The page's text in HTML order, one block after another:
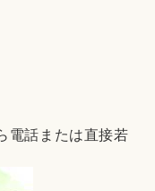
電話または直接若